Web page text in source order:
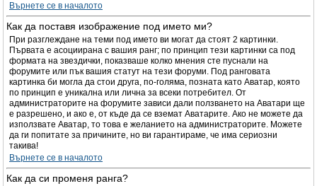
Върнете се в началото
Как да поставя изображение под името ми?
При разглеждане на теми под името ви могат да стоят 2 картинки.
Първата е асоциирана с вашия ранг; по принцип тези картинки са под
формата на звездички, показваше колко мнения сте пуснали на
форумите или пък вашия статут на тези форуми. Под ранговата
картинка би могла да стои друга, по-голяма, позната като Аватар, която
по принцип е уникална или лична за всеки потребител. От
администраторите на форумите зависи дали ползването на Аватари ще
е разрешено, и ако е, от къде да се вземат Аватарите. Ако не можете да
използвате Аватар, то това е желанието на администраторите. Можете
да ги попитате за причините, но ви гарантираме, че има сериозни
такива!
Върнете се в началото
Как да си променя ранга?